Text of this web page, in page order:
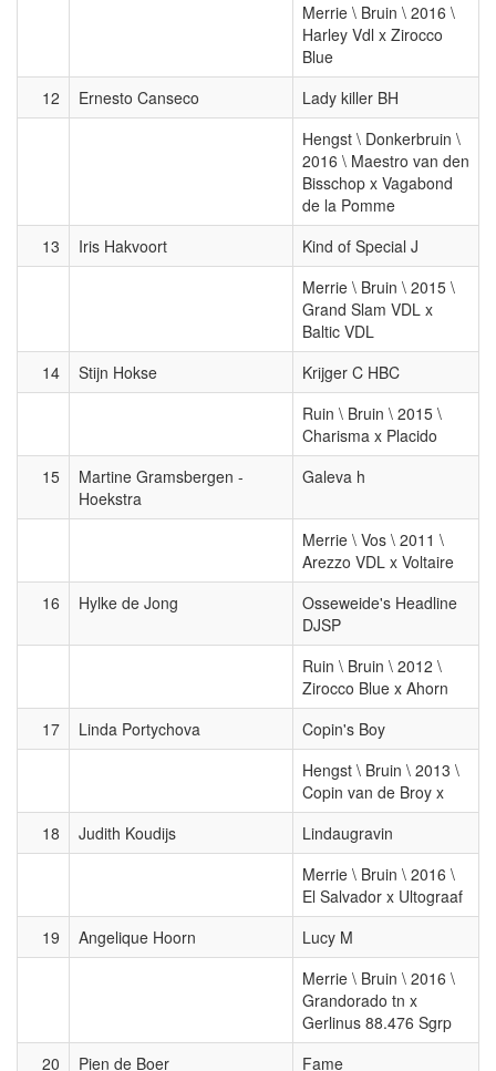
Merrie \ Bruin \ 2016 \
Harley Vdl x Zirocco
Blue
12
Ernesto Canseco
Lady killer BH
Hengst \ Donkerbruin \
2016 \ Maestro van den
Bisschop x Vagabond
de la Pomme
13
Iris Hakvoort
Kind of Special J
Merrie \ Bruin \ 2015 \
Grand Slam VDL x
Baltic VDL
14
Stijn Hokse
Krijger C HBC
Ruin \ Bruin \ 2015 \
Charisma x Placido
15
Martine Gramsbergen -
Hoekstra
Galeva h
Merrie \ Vos \ 2011 \
Arezzo VDL x Voltaire
16
Hylke de Jong
Osseweide's Headline
DJSP
Ruin \ Bruin \ 2012 \
Zirocco Blue x Ahorn
17
Linda Portychova
Copin's Boy
Hengst \ Bruin \ 2013 \
Copin van de Broy x
18
Judith Koudijs
Lindaugravin
Merrie \ Bruin \ 2016 \
El Salvador x Ultograaf
19
Angelique Hoorn
Lucy M
Merrie \ Bruin \ 2016 \
Grandorado tn x
Gerlinus 88.476 Sgrp
20
Pien de Boer Fame